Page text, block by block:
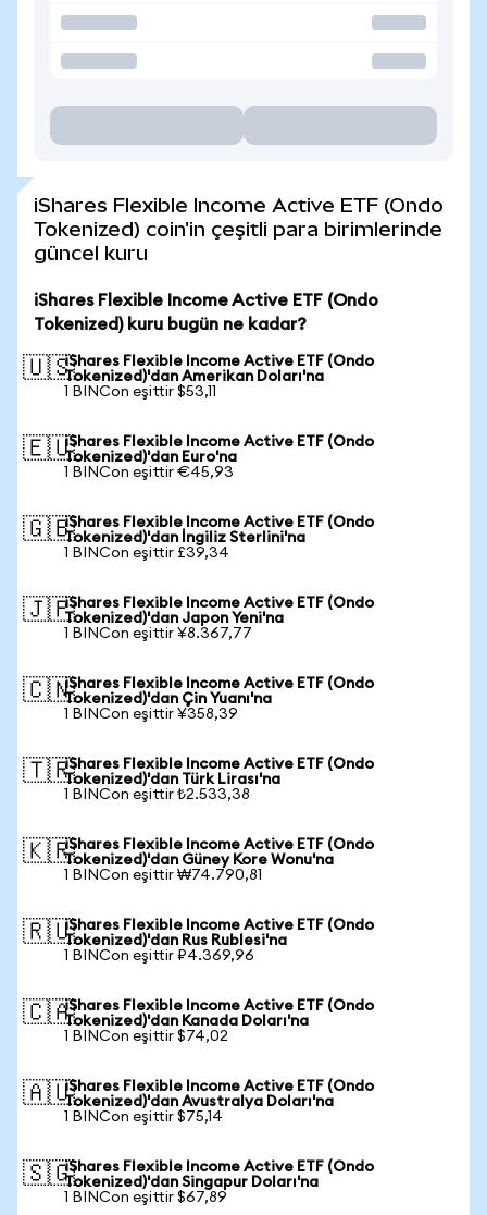
iShares Flexible Income Active ETF (Ondo
Tokenized) coin'in çeşitli para birimlerinde
güncel kuru
iShares Flexible Income Active ETF (Ondo
Tokenized) kuru bugün ne kadar?
🇺🇸iShares Flexible Income Active ETF (Ondo
Tokenized)'dan Amerikan Doları'na
1 BINCon eşittir $53,11
🇪🇺iShares Flexible Income Active ETF (Ondo
Tokenized)'dan Euro'na
1 BINCon eşittir €45,93
🇬🇧iShares Flexible Income Active ETF (Ondo
Tokenized)'dan İngiliz Sterlini'na
1 BINCon eşittir £39,34
🇯🇵iShares Flexible Income Active ETF (Ondo
Tokenized)'dan Japon Yeni'na
1 BINCon eşittir ¥8.367,77
🇨🇳iShares Flexible Income Active ETF (Ondo
Tokenized)'dan Çin Yuanı'na
1 BINCon eşittir ¥358,39
🇹🇷iShares Flexible Income Active ETF (Ondo
Tokenized)'dan Türk Lirası'na
1 BINCon eşittir ₺2.533,38
🇰🇷iShares Flexible Income Active ETF (Ondo
Tokenized)'dan Güney Kore Wonu'na
1 BINCon eşittir ₩74.790,81
🇷🇺iShares Flexible Income Active ETF (Ondo
Tokenized)'dan Rus Rublesi'na
1 BINCon eşittir ₽4.369,96
🇨🇦iShares Flexible Income Active ETF (Ondo
Tokenized)'dan Kanada Doları'na
1 BINCon eşittir $74,02
🇦🇺iShares Flexible Income Active ETF (Ondo
Tokenized)'dan Avustralya Doları'na
1 BINCon eşittir $75,14
🇸🇬iShares Flexible Income Active ETF (Ondo
Tokenized)'dan Singapur Doları'na
1 BINCon eşittir $67,89